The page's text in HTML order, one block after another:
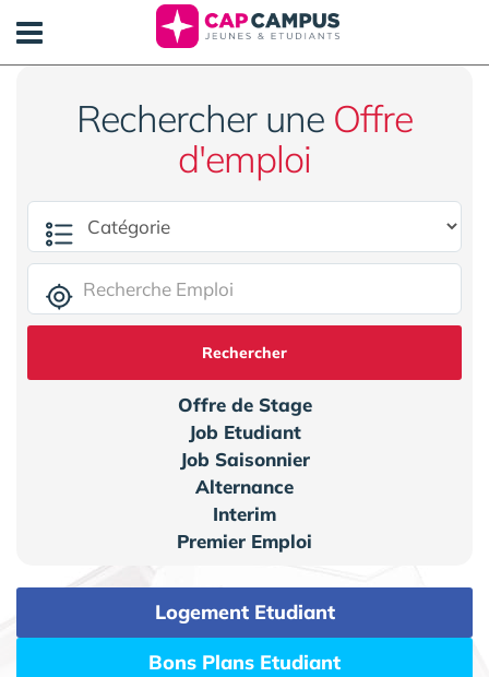
Rechercher une Offre
d'emploi
Rechercher
Offre de Stage
Job Etudiant
Job Saisonnier
Alternance
Interim
Premier Emploi
Logement Etudiant
Bons Plans Etudiant
Panneau de gestion des cookies